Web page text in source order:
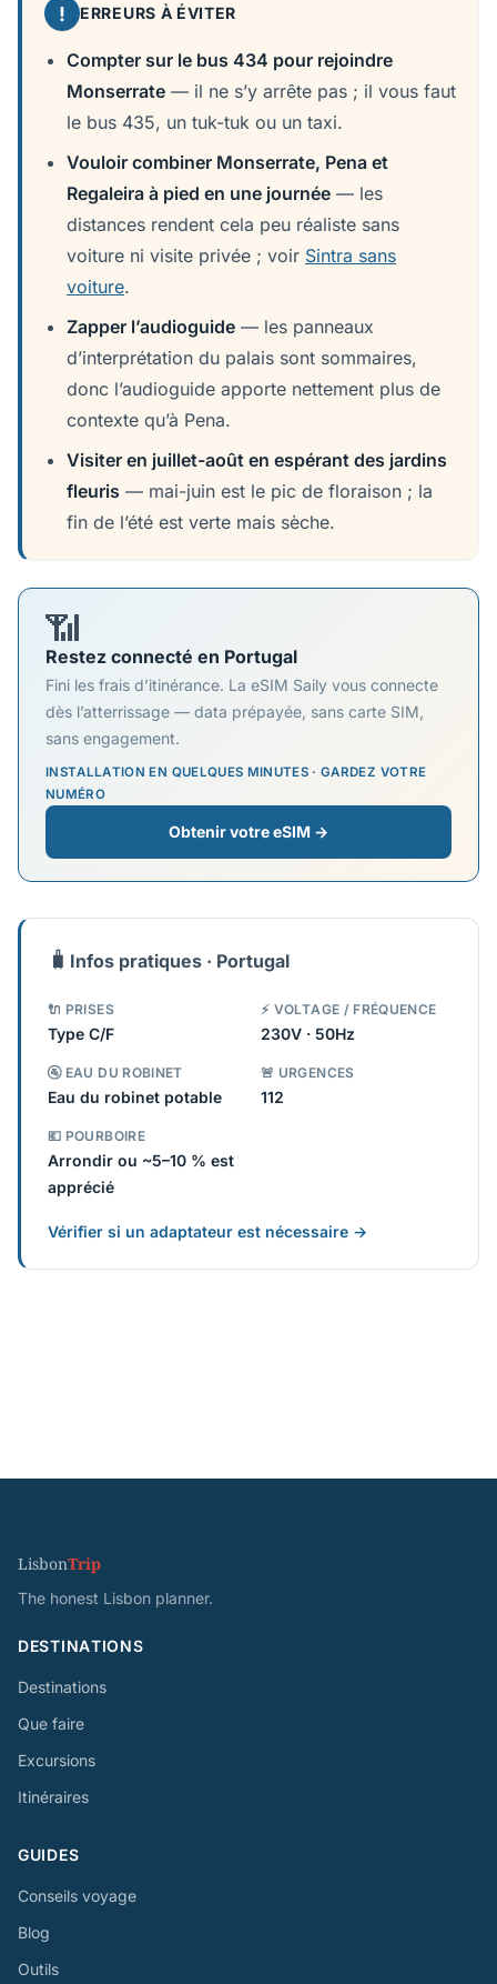
! ERREURS À ÉVITER
Compter sur le bus 434 pour rejoindre
Monserrate — il ne s’y arrête pas ; il vous faut
le bus 435, un tuk-tuk ou un taxi.
Vouloir combiner Monserrate, Pena et
Regaleira à pied en une journée — les
distances rendent cela peu réaliste sans
voiture ni visite privée ; voir Sintra sans
voiture.
Zapper l’audioguide — les panneaux
d’interprétation du palais sont sommaires,
donc l’audioguide apporte nettement plus de
contexte qu’à Pena.
Visiter en juillet-août en espérant des jardins
fleuris — mai-juin est le pic de floraison ; la
fin de l’été est verte mais sèche.
📶
Restez connecté en Portugal
Fini les frais d’itinérance. La eSIM Saily vous connecte
dès l’atterrissage — data prépayée, sans carte SIM,
sans engagement.
INSTALLATION EN QUELQUES MINUTES · GARDEZ VOTRE
NUMÉRO
Obtenir votre eSIM →
🧳 Infos pratiques · Portugal
🔌 PRISES
Type C/F
⚡ VOLTAGE / FRÉQUENCE
230V · 50Hz
🚰 EAU DU ROBINET
Eau du robinet potable
🚨 URGENCES
112
💶 POURBOIRE
Arrondir ou ~5–10 % est
apprécié
Vérifier si un adaptateur est nécessaire →
LisbonTrip
The honest Lisbon planner.
DESTINATIONS
Destinations
Que faire
Excursions
Itinéraires
GUIDES
Conseils voyage
Blog
Outils